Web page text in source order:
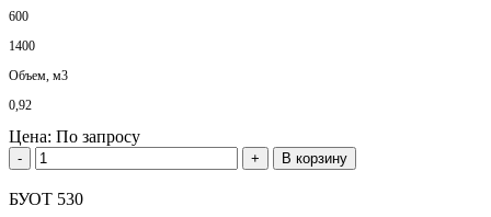
600
1400
Объем, м3
0,92
Цена: По запросу
- + В корзину
БУОТ 530